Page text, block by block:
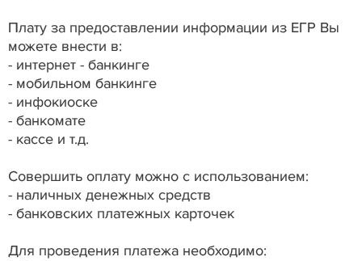
Плату за предоставлении информации из ЕГР Вы
можете внести в:
- интернет - банкинге
- мобильном банкинге
- инфокиоске
- банкомате
- кассе и т.д.
Совершить оплату можно с использованием:
- наличных денежных средств
- банковских платежных карточек
Для проведения платежа необходимо: